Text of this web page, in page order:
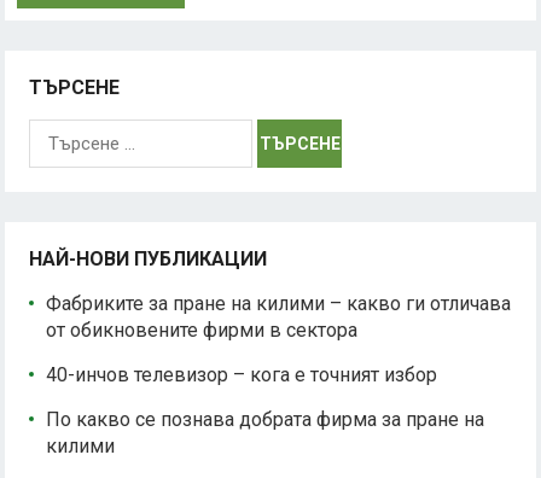
ТЪРСЕНЕ
Търсене
НАЙ-НОВИ ПУБЛИКАЦИИ
Фабриките за пране на килими – какво ги отличава
от обикновените фирми в сектора
40-инчов телевизор – кога е точният избор
По какво се познава добрата фирма за пране на
килими